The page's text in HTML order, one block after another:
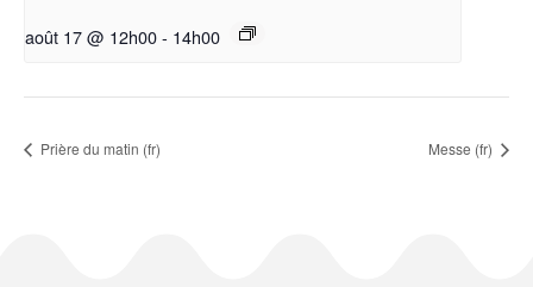
août 17 @ 12h00- 14h00
Prière du matin (fr) Messe (fr)